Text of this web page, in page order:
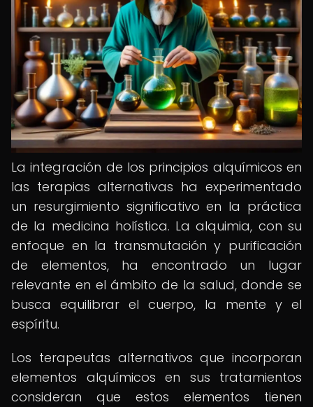
La integración de los principios alquímicos en
las terapias alternativas ha experimentado
un resurgimiento significativo en la práctica
de la medicina holística. La alquimia, con su
enfoque en la transmutación y purificación
de elementos, ha encontrado un lugar
relevante en el ámbito de la salud, donde se
busca equilibrar el cuerpo, la mente y el
espíritu.
Los terapeutas alternativos que incorporan
elementos alquímicos en sus tratamientos
consideran que estos elementos tienen